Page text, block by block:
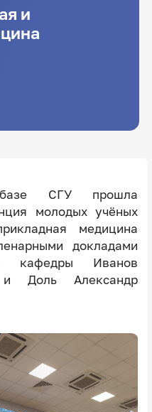
и
СГУ прошла
молодых учёных
медицина
докладами
кафедры Иванов
и Доль Александр